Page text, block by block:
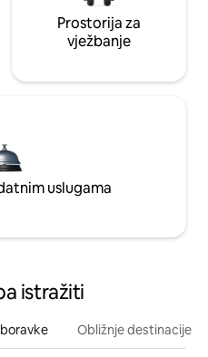
Prostorija za
vježbanje
uslugama
istražiti
Obližnje destinacije